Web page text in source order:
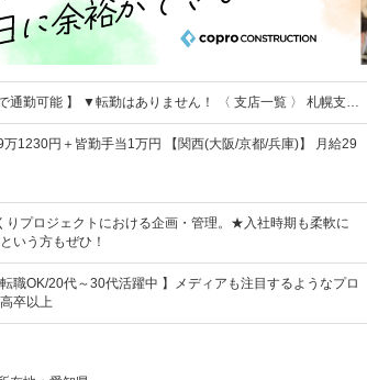
通勤可能 】 ▼転勤はありません！ 〈 支店一覧 〉 札幌支…
万1230円＋皆勤手当1万円 【関西(大阪/京都/兵庫)】 月給29
りプロジェクトにおける企画・管理。★入社時期も柔軟に
いう方もぜひ！
職OK/20代～30代活躍中 】メディアも注目するようなプロ
卒以上